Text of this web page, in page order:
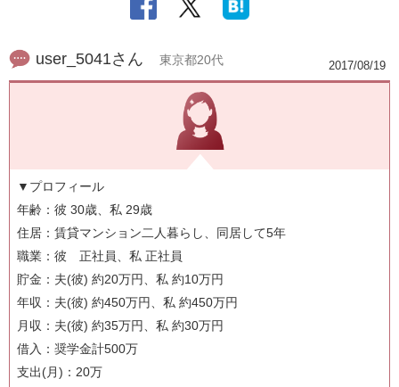
user_5041さん 東京都20代 2017/08/19
▼プロフィール
年齢：彼 30歳、私 29歳
住居：賃貸マンション二人暮らし、同居して5年
職業：彼 正社員、私 正社員
貯金：夫(彼) 約20万円、私 約10万円
年収：夫(彼) 約450万円、私 約450万円
月収：夫(彼) 約35万円、私 約30万円
借入：奨学金計500万
支出(月)：20万